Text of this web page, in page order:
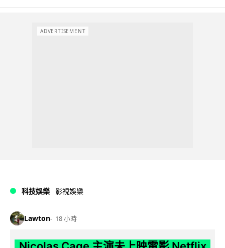
ADVERTISEMENT
科技娛樂 影視娛樂
Lawton 18 小時